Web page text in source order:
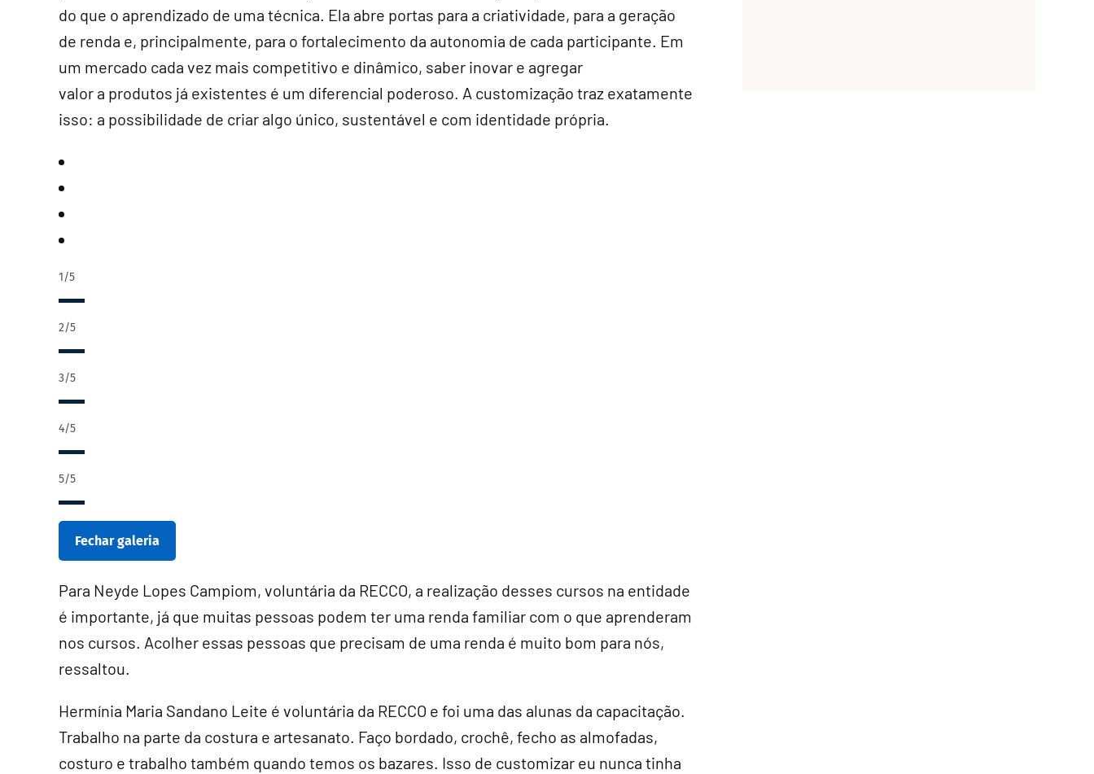
do que o aprendizado de uma técnica. Ela abre portas para a criatividade, para a geração
de renda e, principalmente, para o fortalecimento da autonomia de cada participante. Em
um mercado cada vez mais competitivo e dinâmico, saber inovar e agregar
valor a produtos já existentes é um diferencial poderoso. A customização traz exatamente
isso: a possibilidade de criar algo único, sustentável e com identidade própria.
1/5
2/5
3/5
4/5
5/5
Fechar galeria
Para Neyde Lopes Campiom, voluntária da RECCO, a realização desses cursos na entidade
é importante, já que muitas pessoas podem ter uma renda familiar com o que aprenderam
nos cursos. Acolher essas pessoas que precisam de uma renda é muito bom para nós,
ressaltou.
Hermínia Maria Sandano Leite é voluntária da RECCO e foi uma das alunas da capacitação.
Trabalho na parte da costura e artesanato. Faço bordado, crochê, fecho as almofadas,
costuro e trabalho também quando temos os bazares. Isso de customizar eu nunca tinha